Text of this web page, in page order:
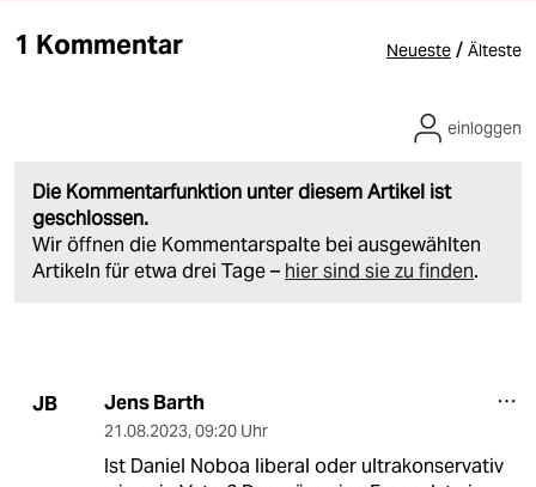
1 Kommentar Neueste / Älteste
Die Kommentarfunktion unter diesem Artikel ist
geschlossen.
Wir öffnen die Kommentarspalte bei ausgewählten
Artikeln für etwa drei Tage – hier sind sie zu finden.
einloggen
JB Jens Barth
21.08.2023, 09:20 Uhr
Ist Daniel Noboa liberal oder ultrakonservativ